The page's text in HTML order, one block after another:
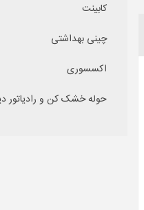
کابینت
چینی بهداشتی
اکسسوری
حوله خشک کن و رادیاتور